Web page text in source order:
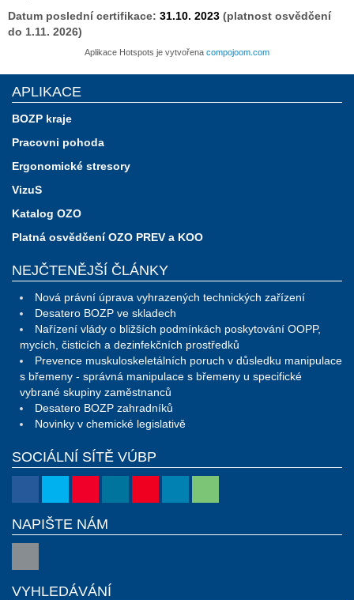
Datum poslední certifikace: 31.10. 2023 (platnost osvědčení
do 1.11. 2026)
Aplikace Hotspots je vytvořena compojoom.com
APLIKACE
BOZP kraje
Pracovni pohoda
Ergonomické stresory
VizuS
Katalog OZO
Platná osvědčení OZO PREV a KOO
NEJČTENĚJŠÍ ČLÁNKY
Nová právní úprava vyhrazených technických zařízení
Desatero BOZP ve skladech
Nařízení vlády o bližších podmínkách poskytování OOPP,
mycích, čisticích a dezinfekčních prostředků
Prevence muskuloskeletálních poruch v důsledku manipulace
s břemeny - správná manipulace s břemeny u specifické
vybrané skupiny zaměstnanců
Desatero BOZP zahradníků
Novinky v chemické legislativě
SOCIÁLNÍ SÍTĚ VÚBP
NAPIŠTE NÁM
VYHLEDÁVÁNÍ